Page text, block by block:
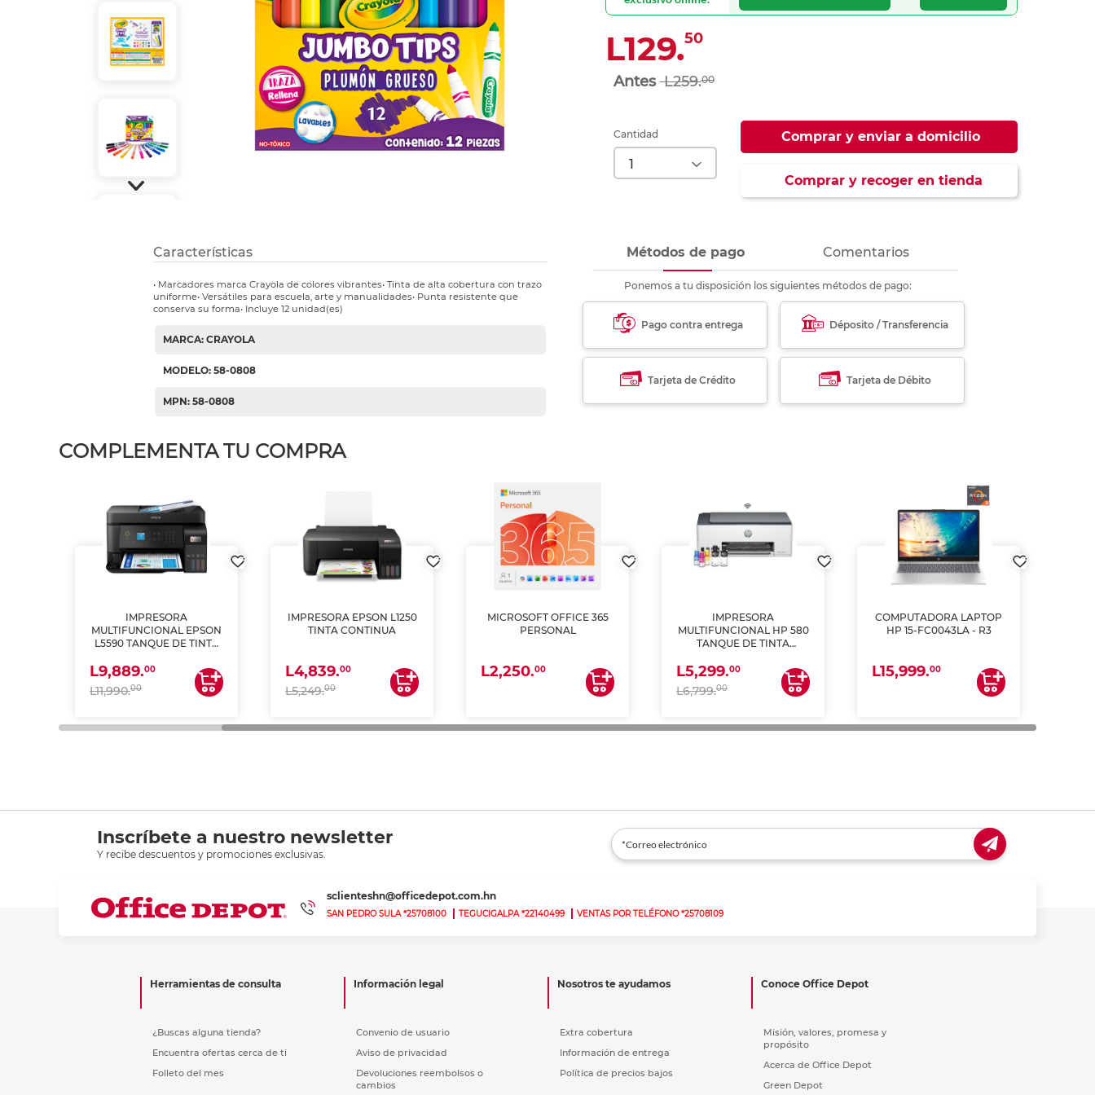
Ver más
Etiquetas inkjet y láser
Refuerzos para carpeta
Ver más
Ver más
L129.50
L259.00
Cantidad Comprar y enviar a domicilio
Comprar y recoger en tienda
Características
• Marcadores marca Crayola de colores vibrantes• Tinta de alta cobertura con trazo
uniforme• Versátiles para escuela, arte y manualidades• Punta resistente que
conserva su forma• Incluye 12 unidad(es)
MARCA: CRAYOLA
MODELO: 58-0808
MPN: 58-0808
Métodos de pago Comentarios
Ponemos a tu disposición los siguientes métodos de pago:
Pago contra entrega Déposito / Transferencia
Tarjeta de Crédito Tarjeta de Débito
COMPLEMENTA TU COMPRA
IMPRESORA
MULTIFUNCIONAL EPSON
L5590 TANQUE DE TINTA
ESCANEA)
L9,889.00
L11,990.00
IMPRESORA EPSON L1250
TINTA CONTINUA
L4,839.00
L5,249.00
MICROSOFT OFFICE 365
PERSONAL
L2,250.00
IMPRESORA
MULTIFUNCIONAL HP 580
TANQUE DE TINTA
ESCANEA)
L5,299.00
L6,799.00
COMPUTADORA LAPTOP
HP 15-FC0043LA - R3
L15,999.00
Inscríbete a nuestro newsletter
Y recibe descuentos y promociones exclusivas.
sclienteshn@officedepot.com.hn
SAN PEDRO SULA *25708100 TEGUCIGALPA *22140499 VENTAS POR TELÉFONO *25708109
Herramientas de consulta
¿Buscas alguna tienda?
Encuentra ofertas cerca de ti
Folleto del mes
Información legal
Convenio de usuario
Aviso de privacidad
Devoluciones reembolsos o
cambios
Nosotros te ayudamos
Extra cobertura
Información de entrega
Política de precios bajos
Conoce Office Depot
Misión, valores, promesa y
propósito
Acerca de Office Depot
Green Depot